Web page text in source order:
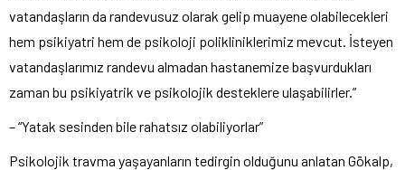
vatandaşların da randevusuz olarak gelip muayene olabilecekleri
hem psikiyatri hem de psikoloji polikliniklerimiz mevcut. İsteyen
vatandaşlarımız randevu almadan hastanemize başvurdukları
zaman bu psikiyatrik ve psikolojik desteklere ulaşabilirler.”
– “Yatak sesinden bile rahatsız olabiliyorlar”
Psikolojik travma yaşayanların tedirgin olduğunu anlatan Gökalp,